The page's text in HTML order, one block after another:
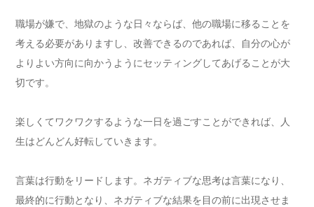
職場が嫌で、地獄のような日々ならば、他の職場に移ることを
考える必要がありますし、改善できるのであれば、自分の心が
よりよい方向に向かうようにセッティングしてあげることが大
切です。
楽しくてワクワクするような一日を過ごすことができれば、人
生はどんどん好転していきます。
言葉は行動をリードします。ネガティブな思考は言葉になり、
最終的に行動となり、ネガティブな結果を目の前に出現させま